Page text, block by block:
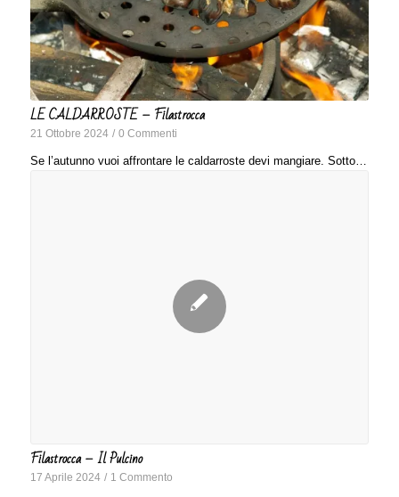
LE CALDARROSTE – Filastrocca
21 Ottobre 2024 / 0 Commenti
Se l’autunno vuoi affrontare le caldarroste devi mangiare. Sotto…
Filastrocca – Il Pulcino
17 Aprile 2024 / 1 Commento